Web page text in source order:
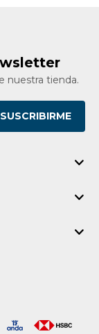
nuestra tienda.
SUSCRIBIRME